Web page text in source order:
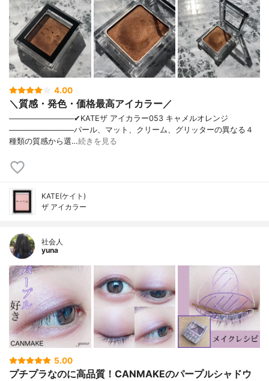
4.00
＼質感・発色・価格最高アイカラー／
────────────✔︎KATEザ アイカラー053 キャメルオレンジ
────────────パール、マット、クリーム、グリッターの異なる４
種類の質感から選…続きを見る
KATE(ケイト)
ザ アイカラー
社会人
yuna
5.00
プチプラなのに高品質！CANMAKEのパープルシャドウ